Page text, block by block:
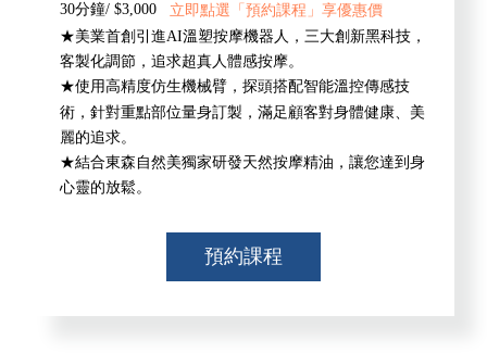
30分鐘/ $3,000 立即點選「預約課程」享優惠價
★美業首創引進AI溫塑按摩機器人，三大創新黑科技，
客製化調節，追求超真人體感按摩。
★使用高精度仿生機械臂，探頭搭配智能溫控傳感技
術，針對重點部位量身訂製，滿足顧客對身體健康、美
麗的追求。
★結合東森自然美獨家研發天然按摩精油，讓您達到身
心靈的放鬆。
預約課程